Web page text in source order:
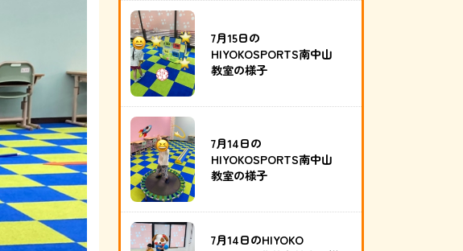
7月15日の
HIYOKOSPORTS南中山
教室の様子
7月14日の
HIYOKOSPORTS南中山
教室の様子
7月14日のHIYOKO